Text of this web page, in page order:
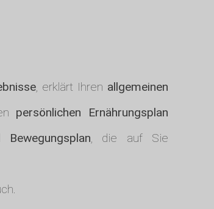
, erklärt Ihren allgemeinen
persönlichen Ernährungsplan
, die auf Sie